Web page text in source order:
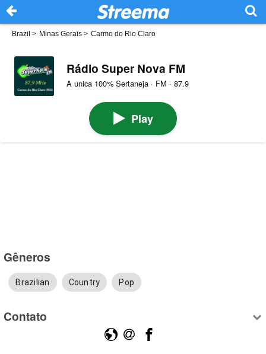
Brazil > Minas Gerais > Carmo do Rio Claro
Rádio Super Nova FM
A unica 100% Sertaneja · FM · 87.9
Play
Gêneros
Brazilian Country Pop
Contato